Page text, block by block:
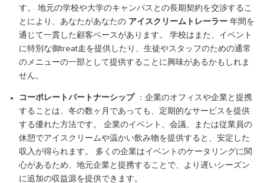
す。 地元の学校や大学のキャンパスとの長期契約を交渉するこ
とにより、あなたがあなたの アイスクリームトレーラー 年間を
通じて一貫した顧客ベースがあります。 学校はまた、イベント
に特別な御treat走を提供したり、生徒やスタッフのための通常
のメニューの一部として提供することに興味があるかもしれま
せん。
コーポレートパートナーシップ
：企業のオフィスや企業と提携
することは、冬の数ヶ月であっても、定期的なサービスを提供
する優れた方法です。 企業のイベント、会議、または従業員の
休憩でアイスクリームや温かい飲み物を提供すると、安定した
収入が得られます。 多くの企業はイベントのケータリングに関
心があるため、地元企業と提携することで、より遅いシーズン
に追加の収益源を提供できます。